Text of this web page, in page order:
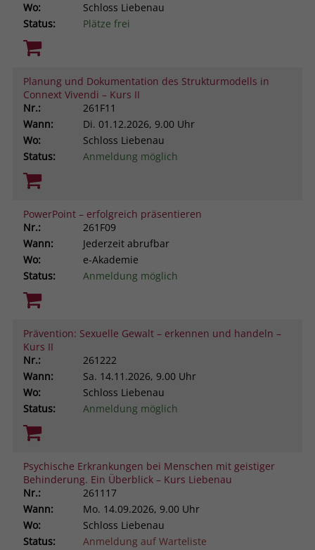
Wo:
Schloss Liebenau
Status:
Plätze frei
Planung und Dokumentation des Strukturmodells in
Connext Vivendi – Kurs II
Nr.:
261F11
Wann:
Di. 01.12.2026, 9.00 Uhr
Wo:
Schloss Liebenau
Status:
Anmeldung möglich
PowerPoint – erfolgreich präsentieren
Nr.:
261F09
Wann:
Jederzeit abrufbar
Wo:
e-Akademie
Status:
Anmeldung möglich
Prävention: Sexuelle Gewalt – erkennen und handeln –
Kurs II
Nr.:
261222
Wann:
Sa. 14.11.2026, 9.00 Uhr
Wo:
Schloss Liebenau
Status:
Anmeldung möglich
Psychische Erkrankungen bei Menschen mit geistiger
Behinderung. Ein Überblick – Kurs Liebenau
Nr.:
261117
Wann:
Mo. 14.09.2026, 9.00 Uhr
Wo:
Schloss Liebenau
Status:
Anmeldung auf Warteliste